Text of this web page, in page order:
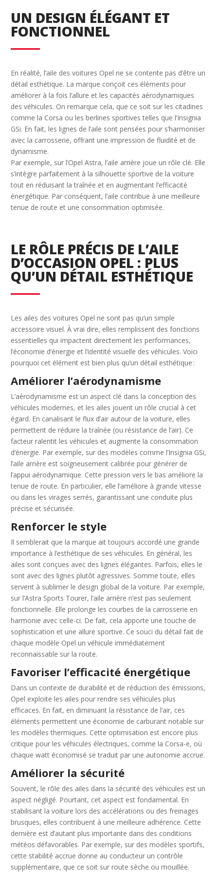
UN DESIGN ÉLÉGANT ET
FONCTIONNEL
En réalité, l’aile des voitures Opel ne se contente pas d’être un
détail esthétique. La marque conçoit ces éléments pour
améliorer à la fois l’allure et les capacités aérodynamiques
des véhicules. On remarque cela, que ce soit sur les citadines
comme la Corsa ou les berlines sportives telles que l’Insignia
GSi. En fait, les lignes de l’aile sont pensées pour s’harmoniser
avec la carrosserie, offrant une impression de fluidité et de
dynamisme.
Par exemple, sur l’Opel Astra, l’aile arrière joue un rôle clé. Elle
s’intègre parfaitement à la silhouette sportive de la voiture
tout en réduisant la traînée et en augmentant l’efficacité
énergétique. Par conséquent, l’aile contribue à une meilleure
tenue de route et une consommation optimisée.
LE RÔLE PRÉCIS DE L’AILE
D’OCCASION OPEL : PLUS
QU’UN DÉTAIL ESTHÉTIQUE
Les ailes des voitures Opel ne sont pas qu’un simple
accessoire visuel. À vrai dire, elles remplissent des fonctions
essentielles qui impactent directement les performances,
l’économie d’énergie et l’identité visuelle des véhicules. Voici
pourquoi cet élément est bien plus qu’un détail esthétique :
Améliorer l’aérodynamisme
L’aérodynamisme est un aspect clé dans la conception des
véhicules modernes, et les ailes jouent un rôle crucial à cet
égard. En canalisant le flux d’air autour de la voiture, elles
permettent de réduire la traînée (ou résistance de l’air). Ce
facteur ralentit les véhicules et augmente la consommation
d’énergie. Par exemple, sur des modèles comme l’Insignia GSi,
l’aile arrière est soigneusement calibrée pour générer de
l’appui aérodynamique. Cette pression vers le bas améliore la
tenue de route. En particulier, elle l’améliore à grande vitesse
ou dans les virages serrés, garantissant une conduite plus
précise et sécurisée.
Renforcer le style
Il semblerait que la marque ait toujours accordé une grande
importance à l’esthétique de ses véhicules. En général, les
ailes sont conçues avec des lignes élégantes. Parfois, elles le
sont avec des lignes plutôt agressives. Somme toute, elles
servent à sublimer le design global de la voiture. Par exemple,
sur l’Astra Sports Tourer, l’aile arrière n’est pas seulement
fonctionnelle. Elle prolonge les courbes de la carrosserie en
harmonie avec celle-ci. De fait, cela apporte une touche de
sophistication et une allure sportive. Ce souci du détail fait de
chaque modèle Opel un véhicule immédiatement
reconnaissable sur la route.
Favoriser l’efficacité énergétique
Dans un contexte de durabilité et de réduction des émissions,
Opel exploite les ailes pour rendre ses véhicules plus
efficaces. En fait, en diminuant la résistance de l’air, ces
éléments permettent une économie de carburant notable sur
les modèles thermiques. Cette optimisation est encore plus
critique pour les véhicules électriques, comme la Corsa-e, où
chaque watt économisé se traduit par une autonomie accrue.
Améliorer la sécurité
Souvent, le rôle des ailes dans la sécurité des véhicules est un
aspect négligé. Pourtant, cet aspect est fondamental. En
stabilisant la voiture lors des accélérations ou des freinages
brusques, elles contribuent à une meilleure adhérence. Cette
dernière est d’autant plus importante dans des conditions
météos défavorables. Par exemple, sur des modèles sportifs,
cette stabilité accrue donne au conducteur un contrôle
supplémentaire, que ce soit sur route sèche ou mouillée.